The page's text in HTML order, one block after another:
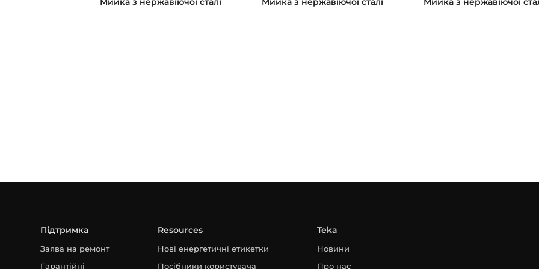
Підтримка
Заява на ремонт
Гарантійні
Resources
Нові енергетичні етикетки
Посібники користувача
Teka
Новини
Про нас